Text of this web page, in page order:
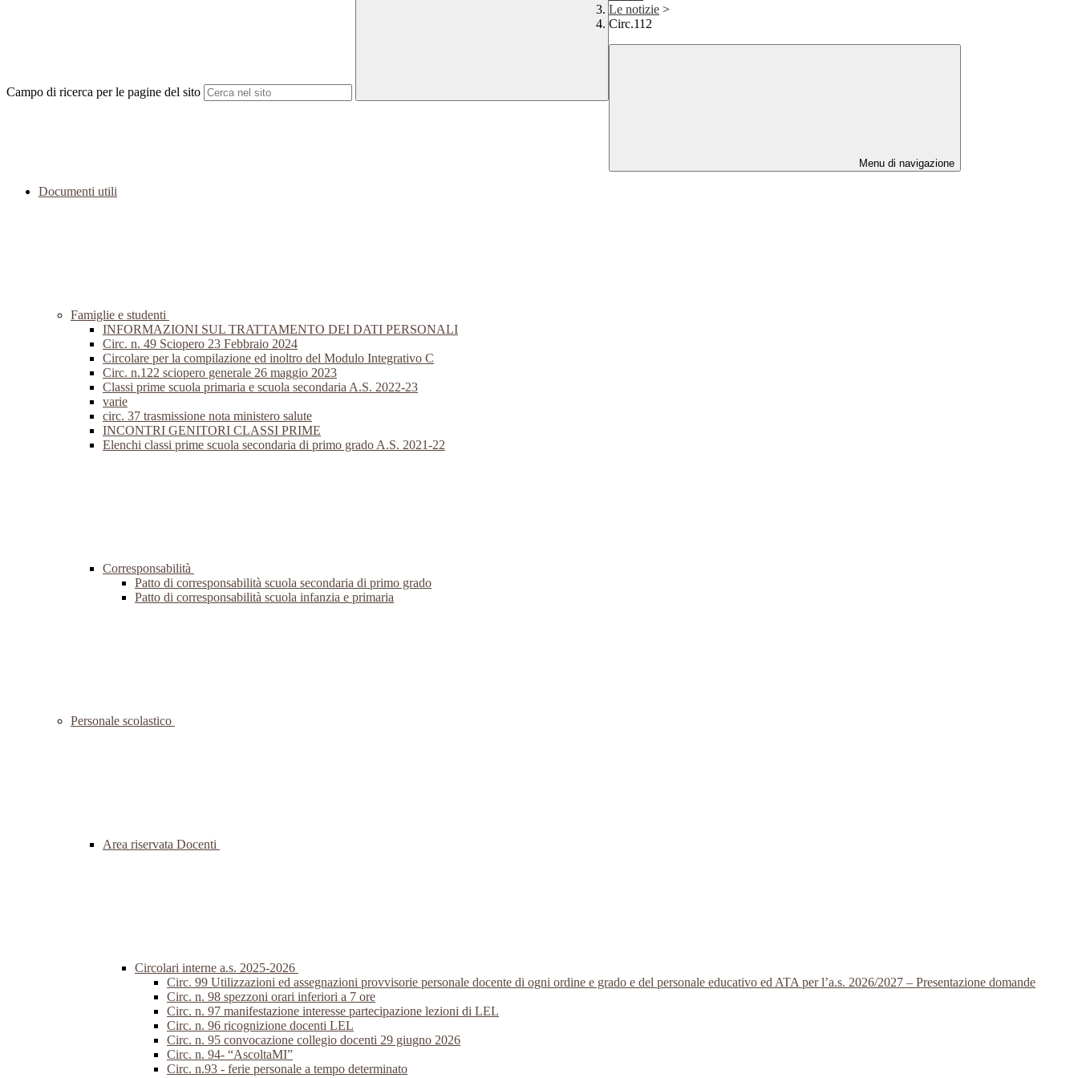
Campo di ricerca per le pagine del sito
Le notizie >
Circ.112
Menu di navigazione
Documenti utili
Famiglie e studenti
INFORMAZIONI SUL TRATTAMENTO DEI DATI PERSONALI
Circ. n. 49 Sciopero 23 Febbraio 2024
Circolare per la compilazione ed inoltro del Modulo Integrativo C
Circ. n.122 sciopero generale 26 maggio 2023
Classi prime scuola primaria e scuola secondaria A.S. 2022-23
varie
circ. 37 trasmissione nota ministero salute
INCONTRI GENITORI CLASSI PRIME
Elenchi classi prime scuola secondaria di primo grado A.S. 2021-22
Corresponsabilità
Patto di corresponsabilità scuola secondaria di primo grado
Patto di corresponsabilità scuola infanzia e primaria
Personale scolastico
Area riservata Docenti
Circolari interne a.s. 2025-2026
Circ. 99 Utilizzazioni ed assegnazioni provvisorie personale docente di ogni ordine e grado e del personale educativo ed ATA per l’a.s. 2026/2027 – Presentazione domande
Circ. n. 98 spezzoni orari inferiori a 7 ore
Circ. n. 97 manifestazione interesse partecipazione lezioni di LEL
Circ. n. 96 ricognizione docenti LEL
Circ. n. 95 convocazione collegio docenti 29 giugno 2026
Circ. n. 94- “AscoltaMI”
Circ. n.93 - ferie personale a tempo determinato